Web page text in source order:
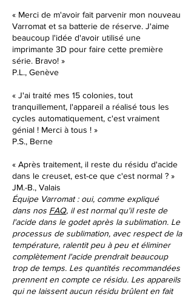
« Merci de m'avoir fait parvenir mon nouveau
Varromat et sa batterie de réserve. J'aime
beaucoup l'idée d'avoir utilisé une
imprimante 3D pour faire cette première
série. Bravo! »
P.L., Genève
« J'ai traité mes 15 colonies, tout
tranquillement, l'appareil a réalisé tous les
cycles automatiquement, c'est vraiment
génial ! Merci à tous ! »
P.S., Berne
« Après traitement, il reste du résidu d'acide
dans le creuset, est-ce que c'est normal ? »
JM.-B., Valais
Équipe Varromat : oui, comme expliqué
dans nos FAQ, il est normal qu'il reste de
l'acide dans le godet après la sublimation. Le
processus de sublimation, avec respect de la
température, ralentit peu à peu et éliminer
complètement l'acide prendrait beaucoup
trop de temps. Les quantités recommandées
prennent en compte ce résidu. Les appareils
qui ne laissent aucun résidu brûlent en fait